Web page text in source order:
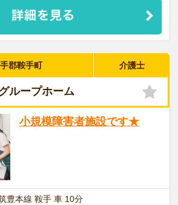
郡鞍手町 介護士
ループホーム
小規模障害者施設です★
豊本線 鞍手 車 10分